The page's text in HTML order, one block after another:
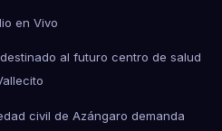
en Vivo
al futuro centro de salud
civil de Azángaro demanda